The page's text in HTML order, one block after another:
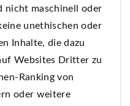
nicht maschinell oder
unethischen oder
Inhalte, die dazu
Websites Dritter zu
Ranking von
oder weitere